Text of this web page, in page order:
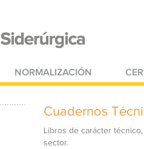
NORMALIZACIÓN
Cuadernos
Libros de carácter
sector.